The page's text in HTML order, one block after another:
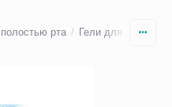
рта / Гели для десен и